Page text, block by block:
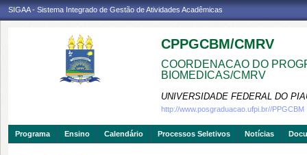
SIGAA - Sistema Integrado de Gestão de Atividades Acadêmicas
CPPGCBM/CMRV
COORDENACAO DO
BIOMEDICAS/CMRV
UNIVERSIDADE FEDERAL DO
http://www.posgraduacao.ufpi.br//PPGCBM
Programa Ensino Calendário Processos Seletivos Notícias